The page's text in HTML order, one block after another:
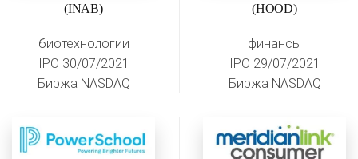
(INAB)
биотехнологии
IPO 30/07/2021
Биржа NASDAQ
(HOOD)
финансы
IPO 29/07/2021
Биржа NASDAQ